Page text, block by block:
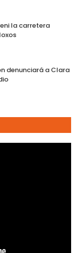
la carretera
denunciará a Clara